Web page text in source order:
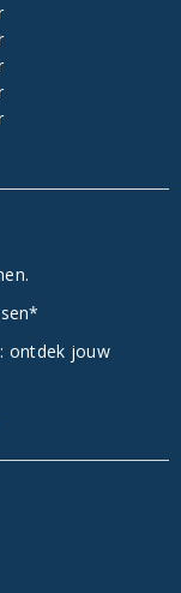
ontdek jouw